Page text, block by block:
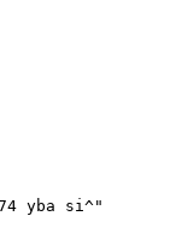
yba si^"